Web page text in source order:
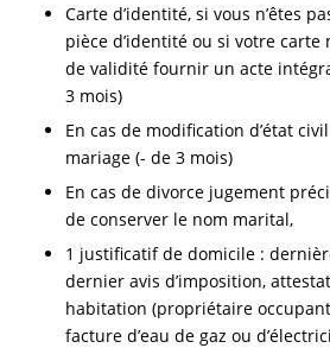
Carte d’identité, si vous n’êtes
pièce d’identité ou si votre carte
de validité fournir un acte
3 mois)
En cas de modification d’état
mariage (- de 3 mois)
En cas de divorce jugement
de conserver le nom marital,
1 justificatif de domicile :
dernier avis d’imposition,
habitation (propriétaire
facture d’eau de gaz ou